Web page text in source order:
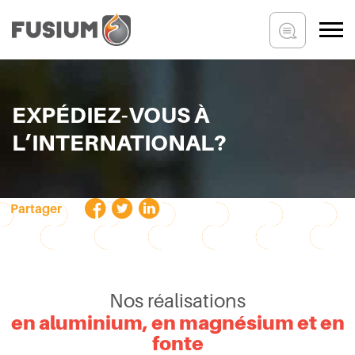
EXPÉDIEZ-VOUS À
L’INTERNATIONAL?
Partager
Nos réalisations
en aluminium, en magnésium et en
fonte